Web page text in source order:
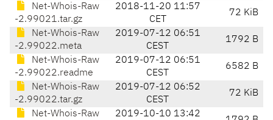
Net-Whois-Raw
-2.99021.tar.gz
2018-11-20 11:57
CET
72 KiB
Net-Whois-Raw
-2.99022.meta
2019-07-12 06:51
CEST
1792 B
Net-Whois-Raw
-2.99022.readme
2019-07-12 06:51
CEST
6582 B
Net-Whois-Raw
-2.99022.tar.gz
2019-07-12 06:52
CEST
72 KiB
Net-Whois-Raw
2019-10-10 13:42